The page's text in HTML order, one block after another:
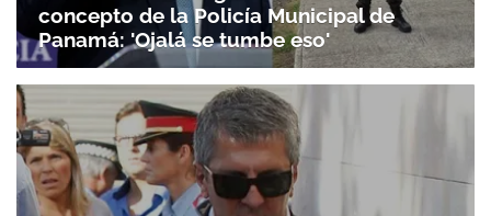
concepto de la Policía Municipal de
Panamá: 'Ojalá se tumbe eso'